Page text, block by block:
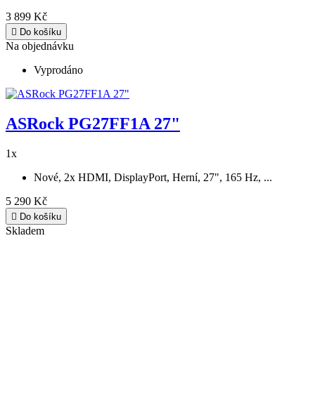
3 899 Kč
 Do košíku
Na objednávku
Vyprodáno
ASRock PG27FF1A 27"
1x
Nové, 2x HDMI, DisplayPort, Herní, 27", 165 Hz, ...
5 290 Kč
 Do košíku
Skladem